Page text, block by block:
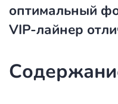
оптимальный
VIP-лайнер